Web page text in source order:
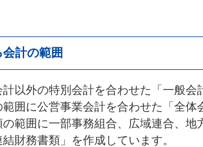
計の範囲
以外の特別会計を合わせた「一般会
囲に公営事業会計を合わせた「全体
範囲に一部事務組合、広域連合、地
財務書類」を作成しています。